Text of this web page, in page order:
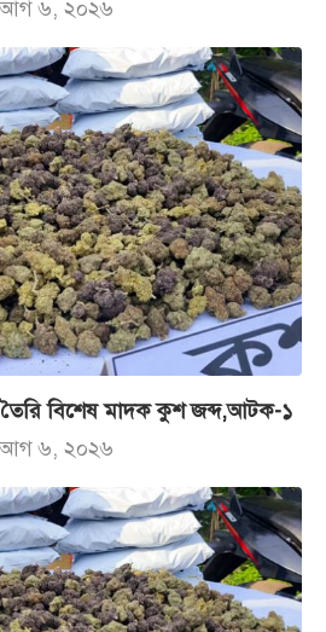
৬, ২০২৬
বিশেষ মাদক কুশ জব্দ,আটক-১
৬, ২০২৬